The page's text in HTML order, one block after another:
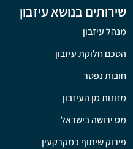
שירותים בנושא עיזבון
מנהל עיזבון
הסכם חלוקת עיזבון
חובות נפטר
מזונות מן העיזבון
מס ירושה בישראל
פירוק שיתוף במקרקעין